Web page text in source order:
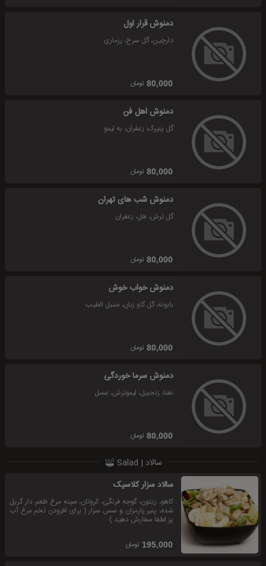
دمنوش قرار اول
دارچین، گل سرخ، رزماری
80,000 تومان
دمنوش اهل فن
گل پنیرک، زعفران، به لیمو
80,000 تومان
دمنوش شب های تهران
گل ترش، هل، زعفران
80,000 تومان
دمنوش خواب خوش
بابونه، گل گاو زبان، سنبل الطیب
80,000 تومان
دمنوش سرما خوردگی
نعنا، زنجبیل، لیموترش، عسل
80,000 تومان
سالاد | Salad
سالاد سزار کلاسیک
کاهو، زیتون، گوجه فرنگی، کروتان، سینه مرغ طعم دار گریل
شده، پنیر پارمزان و سس سزار ( برای افزودن تخم مرغ آب
پز لطفا سفارش دهید )
195,000 تومان